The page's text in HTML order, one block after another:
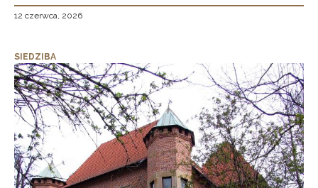
12 czerwca, 2026
SIEDZIBA